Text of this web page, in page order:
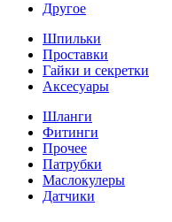
Другое
Шпильки
Проставки
Гайки и секретки
Аксесуары
Шланги
Фитинги
Прочее
Патрубки
Маслокулеры
Датчики